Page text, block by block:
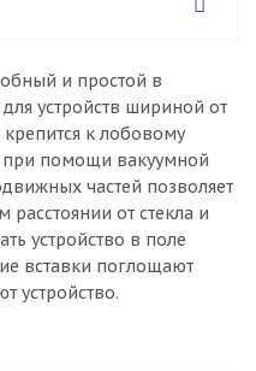
и простой в
устройств шириной от
к лобовому
при помощи вакуумной
частей позволяет
расстоянии от стекла и
устройство в поле
вставки поглощают
устройство.